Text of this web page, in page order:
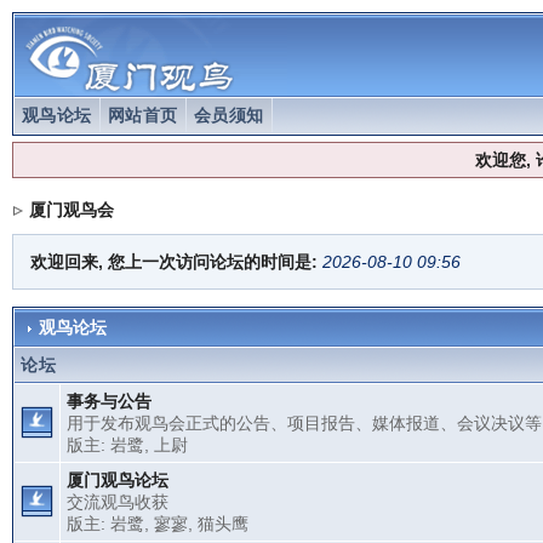
观鸟论坛 网站首页 会员须知
欢迎您,
厦门观鸟会
欢迎回来, 您上一次访问论坛的时间是: 2026-08-10 09:56
观鸟论坛
论坛
事务与公告
用于发布观鸟会正式的公告、项目报告、媒体报道、会议决议
版主: 岩鹭
上尉
厦门观鸟论坛
交流观鸟收获
版主: 岩鹭 寥寥, 猫头鹰